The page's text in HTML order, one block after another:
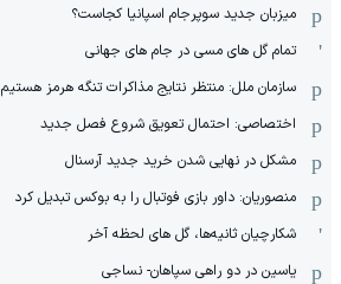
میزبان جدید سوپرجام اسپانیا کجاست؟
تمام گل های مسی در جام های جهانی
سازمان ملل: منتظر نتایج مذاکرات تنگه هرمز هستیم
اختصاصی: احتمال تعویق شروع فصل جدید
مشکل در نهایی شدن خرید جدید آرسنال
منصوریان: داور بازی فوتبال را به بوکس تبدیل کرد
شکارچیان ثانیه‌ها، گل های لحظه آخر
یاسین در دو راهی سپاهان- نساجی